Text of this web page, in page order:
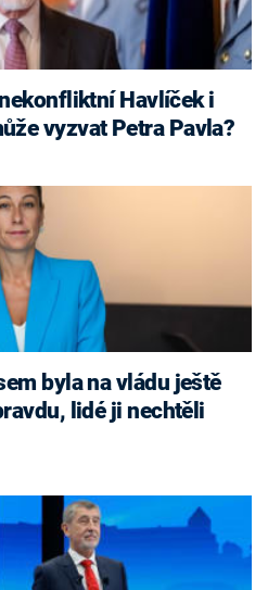
vyzvat Petra Pavla?
byla na vládu ještě
lidé ji nechtěli